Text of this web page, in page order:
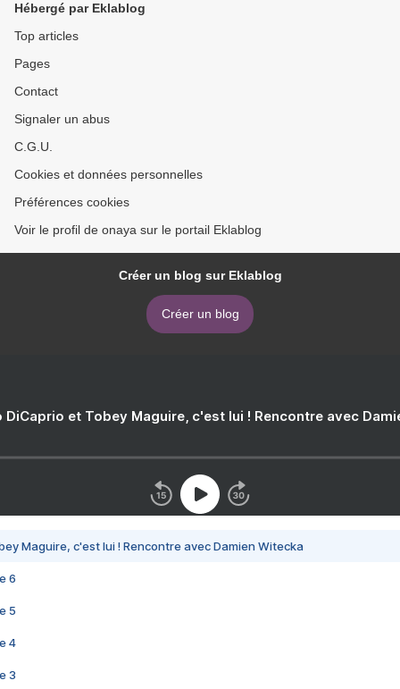
Hébergé par Eklablog
Top articles
Pages
Contact
Signaler un abus
C.G.U.
Cookies et données personnelles
Préférences cookies
Voir le profil de onaya sur le portail Eklablog
Créer un blog sur Eklablog
Créer un blog
DiCaprio et Tobey Maguire, c'est lui ! Rencontre avec
Maguire, c'est lui ! Rencontre avec Damien Witecka
6
5
4
3